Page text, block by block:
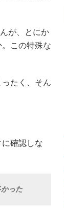
が、とにか
この特殊な
たく、そん
確認しな
った